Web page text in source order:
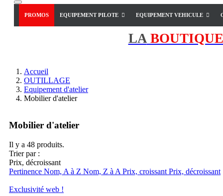
PROMOS EQUIPEMENT PILOTE EQUIPEMENT VEHICULE
LABOUTIQUE
Accueil
OUTILLAGE
Equipement d'atelier
Mobilier d'atelier
Mobilier d'atelier
Il y a 48 produits.
Trier par :
Prix, décroissant
Pertinence Nom, A à Z Nom, Z à A Prix, croissant Prix, décroissant
Exclusivité web !